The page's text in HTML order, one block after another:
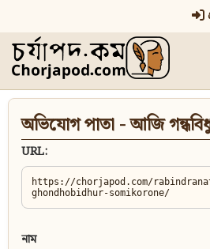
অভিযোগ পাতা - আজি
URL:
নাম